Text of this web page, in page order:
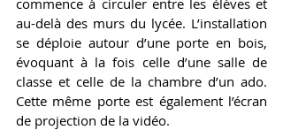
au-delà des murs du lycée. L’installation
se déploie autour d’une porte en bois,
évoquant à la fois celle d’une salle de
classe et celle de la chambre d’un ado.
Cette même porte est également l’écran
de projection de la vidéo.